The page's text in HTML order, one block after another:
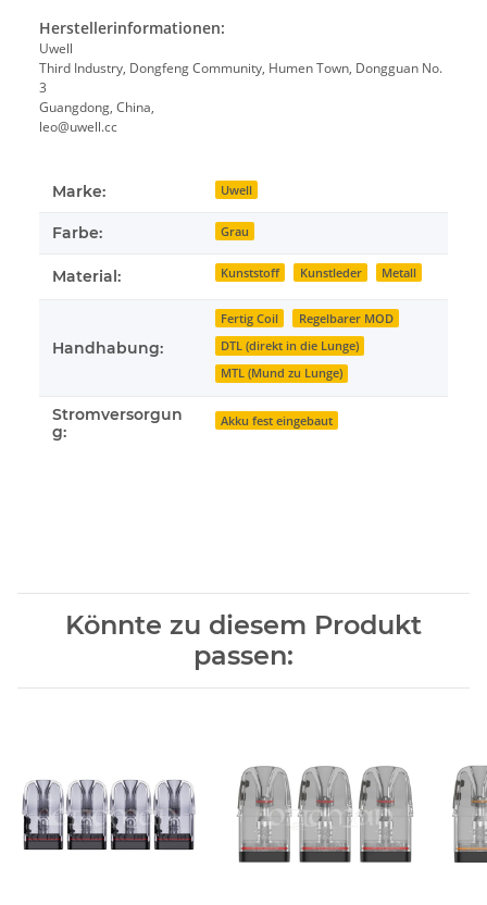
Herstellerinformationen:
Uwell
Third Industry, Dongfeng Community, Humen Town, Dongguan No.
3
Guangdong, China,
leo@uwell.cc
Marke: Uwell
Farbe: Grau
Material: Kunststoff Kunstleder Metall
Handhabung:
Fertig Coil
Regelbarer MOD
DTL (direkt in die Lunge)
MTL (Mund zu Lunge)
Stromversorgun
g:
Akku fest eingebaut
Könnte zu diesem Produkt
passen: